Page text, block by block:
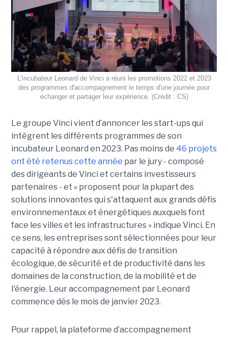
L'incubateur Leonard de Vinci a réuni les promotions 2022 et 2023
des programmes d'accompagnement le temps d'une journée pour
échanger et partager leur expérience. (Crédit : CS)
Le groupe Vinci vient d’annoncer les start-ups qui
intègrent les différents programmes de son
incubateur Leonard en 2023. Pas moins de 46 projets
ont été retenus cette année par le jury - composé
des dirigeants de Vinci et certains investisseurs
partenaires - et « proposent pour la plupart des
solutions innovantes qui s'attaquent aux grands défis
environnementaux et énergétiques auxquels font
face les villes et les infrastructures » indique Vinci. En
ce sens, les entreprises sont sélectionnées pour leur
capacité à répondre aux défis de transition
écologique, de sécurité et de productivité dans les
domaines de la construction, de la mobilité et de
l'énergie. Leur accompagnement par Leonard
commence dès le mois de janvier 2023.
Pour rappel, la plateforme d’accompagnement